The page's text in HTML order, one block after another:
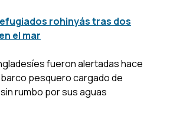
rohinyás tras dos
el mar
fueron alertadas hace
pesquero cargado de
rumbo por sus aguas